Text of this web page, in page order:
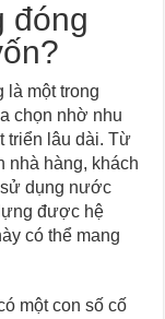
đóng
là một trong
chọn nhờ nhu
triển lâu dài. Từ
nhà hàng, khách
dụng nước
được hệ
có thể mang
một con số cố